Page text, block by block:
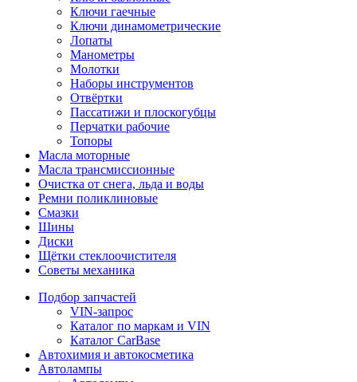
Ключи гаечные
Ключи динамометрические
Лопаты
Манометры
Молотки
Наборы инструментов
Отвёртки
Пассатижи и плоскогубцы
Перчатки рабочие
Топоры
Масла моторные
Масла трансмиссионные
Очистка от снега, льда и воды
Ремни поликлиновые
Смазки
Шины
Диски
Щётки стеклоочистителя
Советы механика
Подбор запчастей
VIN-запрос
Каталог по маркам и VIN
Каталог CarBase
Автохимия и автокосметика
Автолампы